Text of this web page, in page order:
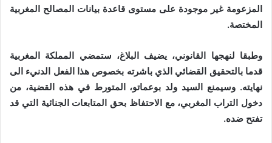
المزعومة غير موجودة على مستوى قاعدة بيانات المصالح المغربية
المختصة.
وطبقا لنهجها القانوني، يضيف البلاغ، ستمضي المملكة المغربية
قدما بالتحقيق القضائي الذي باشرته بخصوص هذا الفعل الدنيء الى
نهايته. وسيمنع السيد ولد بوعماتو، المتورط في هذه القضية، من
دخول التراب المغربي، مع الاحتفاظ بحق المتابعات الجنائية التي قد
تفتح ضده.